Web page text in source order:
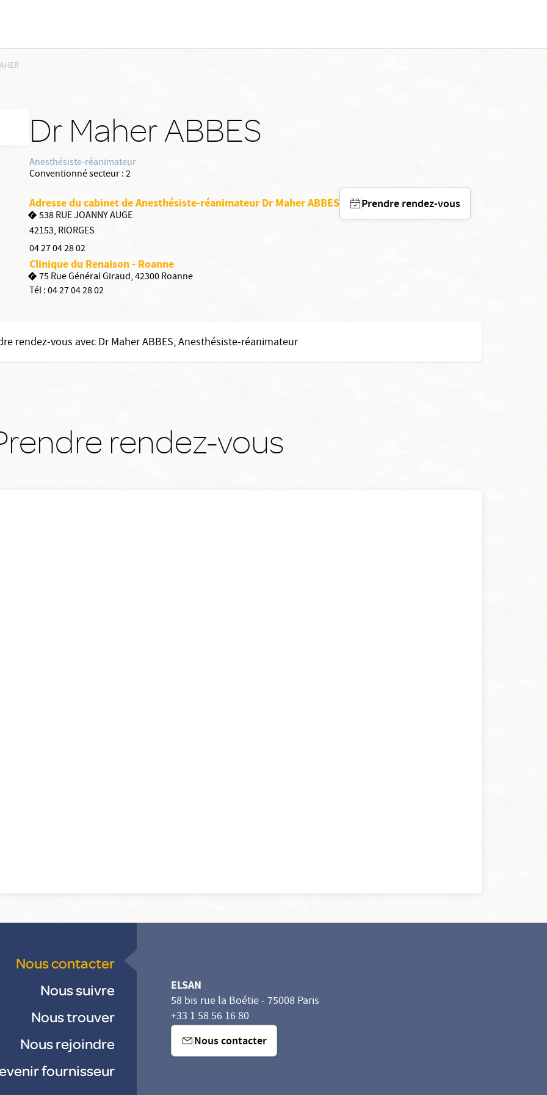
vos Options
Dr Maher ABBES
Anesthésiste-réanimateur
Conventionné secteur :2
Adresse du cabinet de Anesthésiste-réanimateur Dr Maher ABBES
538 RUE JOANNY AUGE
42153, RIORGES
04 27 04 28 02
Clinique du Renaison - Roanne
75 Rue Général Giraud, 42300 Roanne
Tél :04 27 04 28 02
Prendre rendez-vous
rendez-vous avec Dr Maher ABBES, Anesthésiste-réanimateur
rendez-vous
Nous contacter
Nous suivre
Nous trouver
Nous rejoindre
fournisseur
ELSAN
58 bis rue la Boétie - 75008 Paris
+33 1 58 56 16 80
Nous contacter